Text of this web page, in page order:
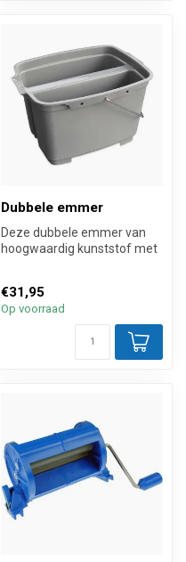
Dubbele emmer
Deze dubbele emmer van
hoogwaardig kunststof met
€31,95
Op voorraad